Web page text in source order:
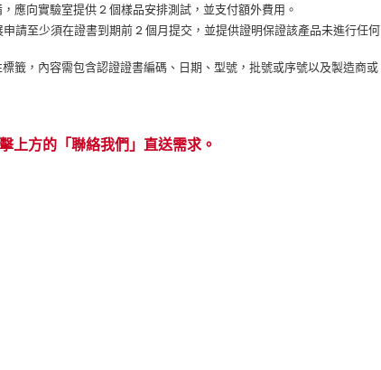
應向實驗室提供 2 個樣品安排測試，並支付額外費用。
請至少須在證書到期前 2 個月提交，並提供證明保證該產品未進行任何
籤，內容需包含認證證書編碼、日期、型號，批號或序號以及製造商或
上方的「聯絡我們」直送需求。